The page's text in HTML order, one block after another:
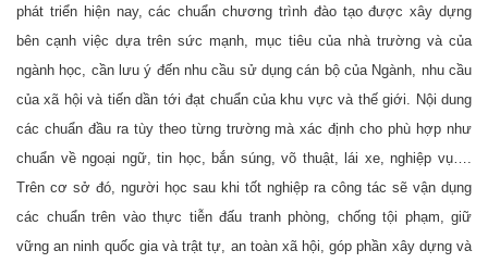
phát triển hiện nay, các chuẩn chương trình đào tạo được xây dựng
bên cạnh việc dựa trên sức mạnh, mục tiêu của nhà trường và của
ngành học, cần lưu ý đến nhu cầu sử dụng cán bộ của Ngành, nhu cầu
của xã hội và tiến dần tới đạt chuẩn của khu vực và thế giới. Nội dung
các chuẩn đầu ra tùy theo từng trường mà xác định cho phù hợp như
chuẩn về ngoại ngữ, tin học, bắn súng, võ thuật, lái xe, nghiệp vụ….
Trên cơ sở đó, người học sau khi tốt nghiệp ra công tác sẽ vận dụng
các chuẩn trên vào thực tiễn đấu tranh phòng, chống tội phạm, giữ
vững an ninh quốc gia và trật tự, an toàn xã hội, góp phần xây dựng và